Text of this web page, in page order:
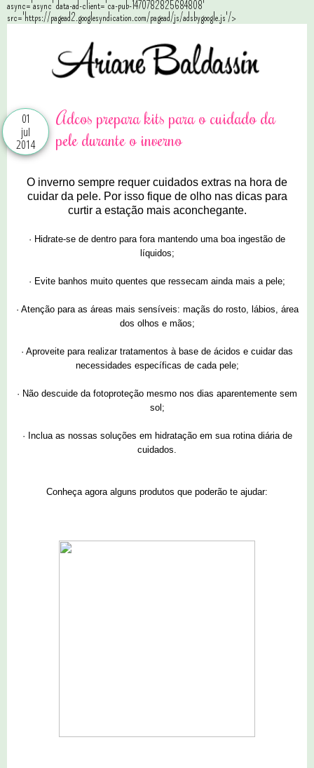
async='async' data-ad-client='ca-pub-1470782825684808'
src='https://pagead2.googlesyndication.com/pagead/js/adsbygoogle.js'/>
01
jul
2014
Adcos prepara kits para o cuidado da
pele durante o inverno
O inverno sempre requer cuidados extras na hora de
cuidar da pele. Por isso fique de olho nas dicas para
curtir a estação mais aconchegante.
· Hidrate-se de dentro para fora mantendo uma boa ingestão de
líquidos;
· Evite banhos muito quentes que ressecam ainda mais a pele;
· Atenção para as áreas mais sensíveis: maçãs do rosto, lábios, área
dos olhos e mãos;
· Aproveite para realizar tratamentos à base de ácidos e cuidar das
necessidades específicas de cada pele;
· Não descuide da fotoproteção mesmo nos dias aparentemente sem
sol;
· Inclua as nossas soluções em hidratação em sua rotina diária de
cuidados.
Conheça agora alguns produtos que poderão te ajudar: